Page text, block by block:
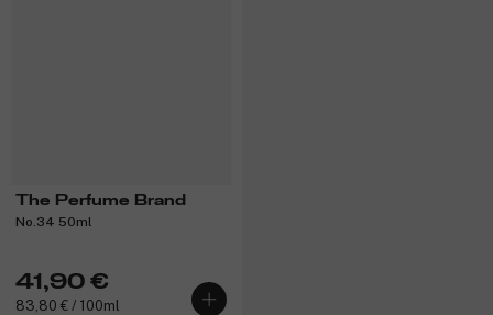
The Perfume Brand
No.34 50ml
41,90 €
83,80 € / 100ml